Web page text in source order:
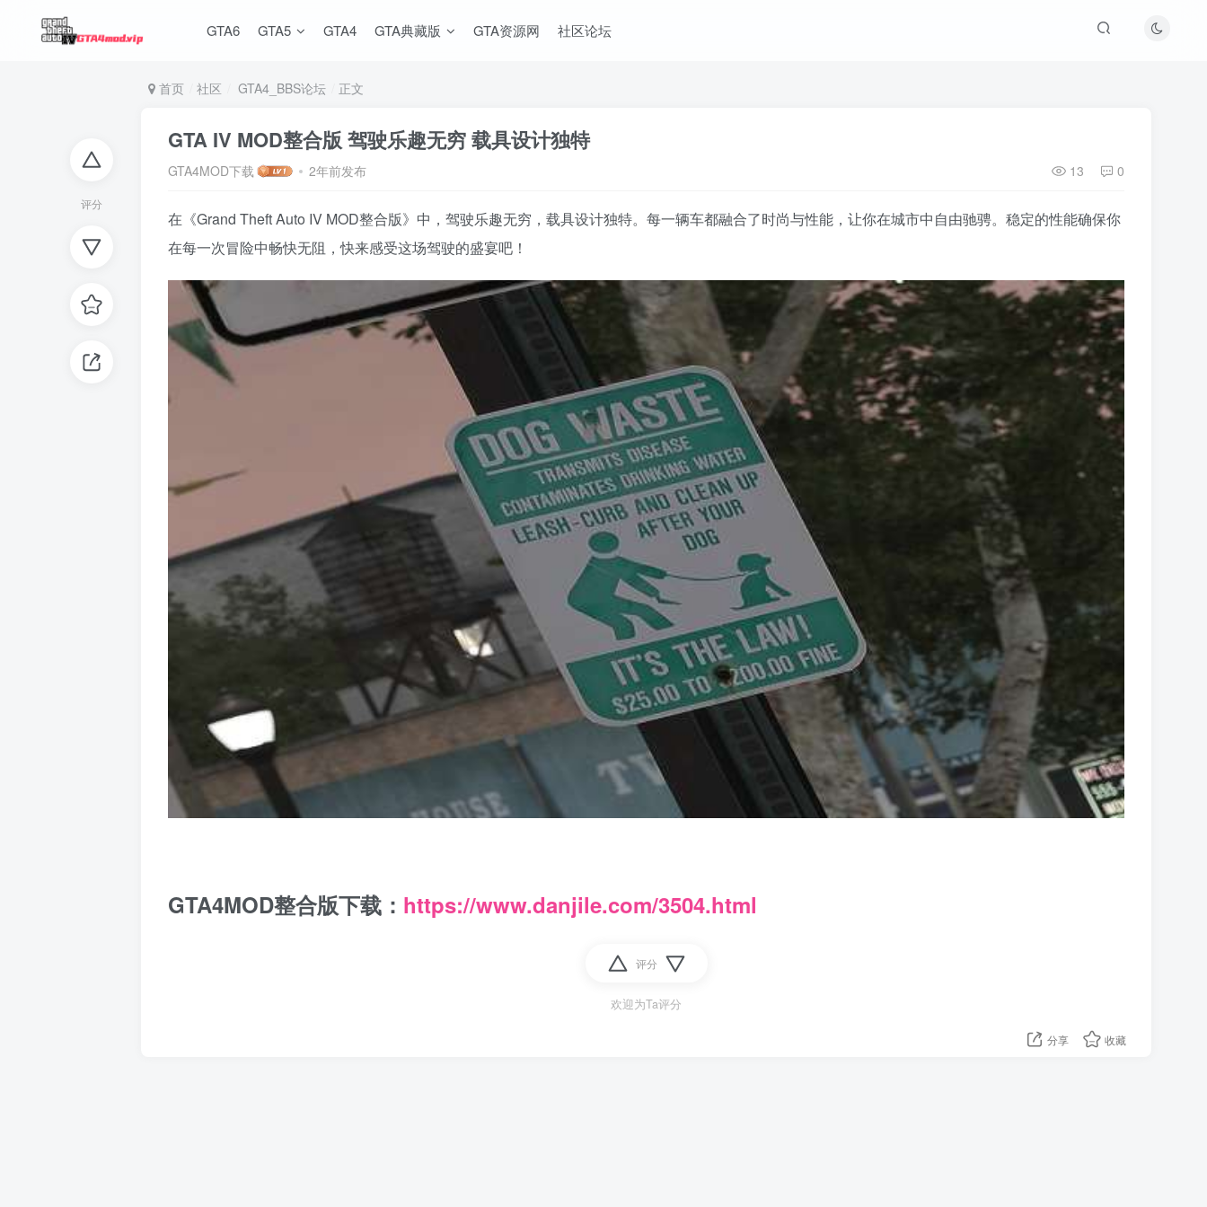
GTA6 GTA5 GTA4 GTA典藏版 GTA资源网 社区论坛
评分
首页 社区 GTA4_BBS论坛 正文
GTA IV MOD整合版 驾驶乐趣无穷 载具设计独特
GTA4MOD下载 2年前发布 13 0
在《Grand Theft Auto IV MOD整合版》中，驾驶乐趣无穷，载具设计独特。每一辆车都融合了时尚与性能，让你在城市中自由驰骋。稳定的性能确保你
在每一次冒险中畅快无阻，快来感受这场驾驶的盛宴吧！
GTA4MOD整合版下载： https://www.danjile.com/3504.html
评分
欢迎为Ta评分
分享 收藏